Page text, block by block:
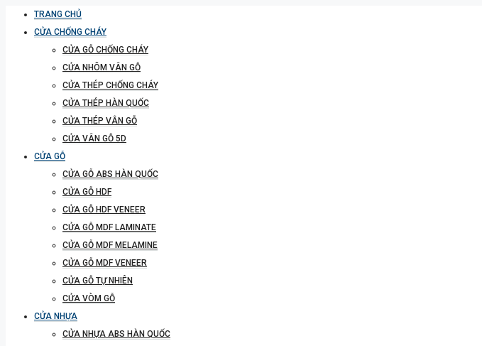
TRANG CHỦ
CỬA CHỐNG CHÁY
CỬA GỖ CHỐNG CHÁY
CỬA NHÔM VÂN GỖ
CỬA THÉP CHỐNG CHÁY
CỬA THÉP HÀN QUỐC
CỬA THÉP VÂN GỖ
CỬA VÂN GỖ 5D
CỬA GỖ
CỬA GỖ ABS HÀN QUỐC
CỬA GỖ HDF
CỬA GỖ HDF VENEER
CỬA GỖ MDF LAMINATE
CỬA GỖ MDF MELAMINE
CỬA GỖ MDF VENEER
CỬA GỖ TỰ NHIÊN
CỬA VÒM GỖ
CỬA NHỰA
CỬA NHỰA ABS HÀN QUỐC